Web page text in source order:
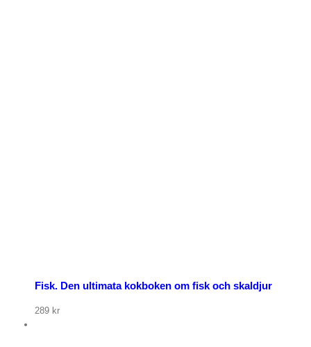
Fisk. Den ultimata kokboken om fisk och skaldjur
289 kr